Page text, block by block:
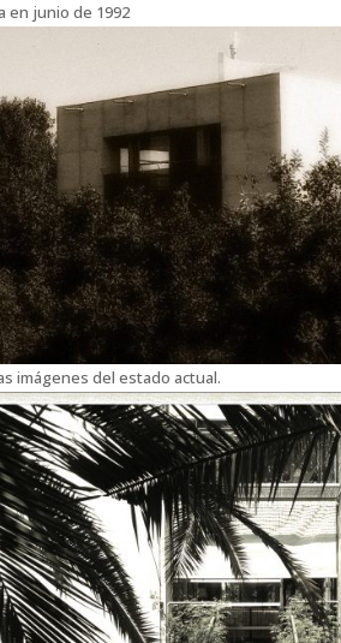
en junio de 1992
imágenes del estado actual.